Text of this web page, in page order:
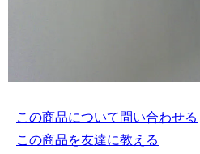
この商品について問い合わせる
この商品を友達に教える